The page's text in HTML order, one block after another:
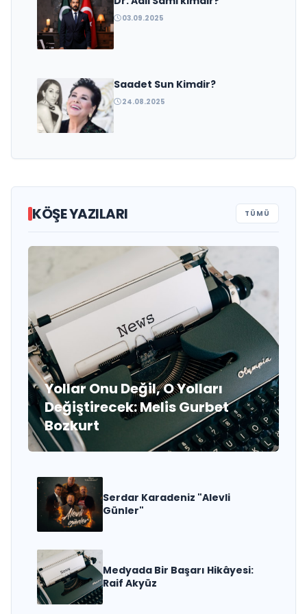
03.09.2025
Saadet Sun Kimdir?
24.08.2025
KÖŞE YAZILARI TÜMÜ
Yollar Onu Değil, O Yolları
Değiştirecek: Melis Gurbet
Bozkurt
Serdar Karadeniz "Alevli
Günler"
Medyada Bir Başarı Hikâyesi:
Raif Akyüz